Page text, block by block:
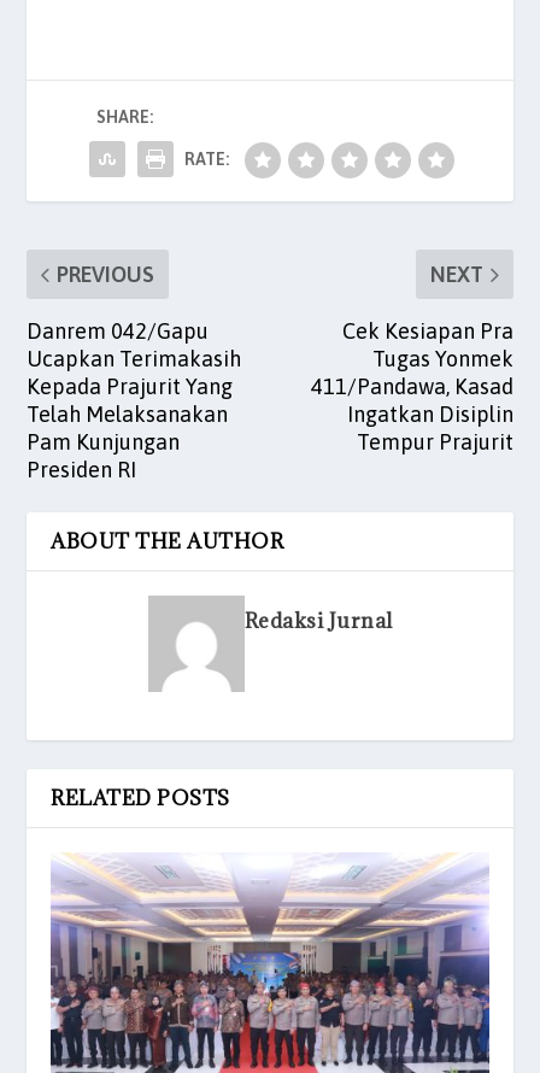
b
o
o
k
A
p
p
dI
n
t
SHARE:
RATE:
PREVIOUS
Danrem 042/Gapu
Ucapkan Terimakasih
Kepada Prajurit Yang
Telah Melaksanakan
Pam Kunjungan
Presiden RI
NEXT
Cek Kesiapan Pra
Tugas Yonmek
411/Pandawa, Kasad
Ingatkan Disiplin
Tempur Prajurit
ABOUT THE AUTHOR
Redaksi Jurnal
RELATED POSTS